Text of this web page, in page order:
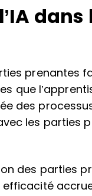
prenantes
que
des
les parties
des parties